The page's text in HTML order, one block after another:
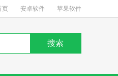
页 安卓软件 苹果软件